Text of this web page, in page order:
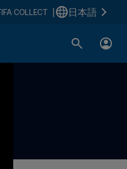
COLLECT 日本語